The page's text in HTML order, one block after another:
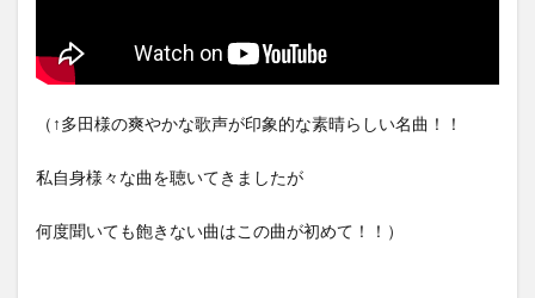
（↑多田様の爽やかな歌声が印象的な素晴らしい名曲！！
私自身様々な曲を聴いてきましたが
何度聞いても飽きない曲はこの曲が初めて！！）